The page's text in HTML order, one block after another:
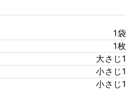
1袋
1枚
大さじ1
小さじ1
小さじ1